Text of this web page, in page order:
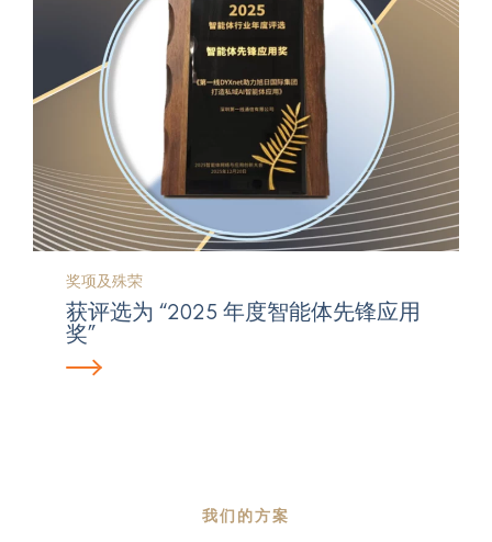
奖项及殊荣
获评选为 “2025 年度智能体先锋应用
奖”
我们的方案